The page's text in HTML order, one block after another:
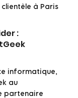
à Paris
:
informatique,
au
partenaire